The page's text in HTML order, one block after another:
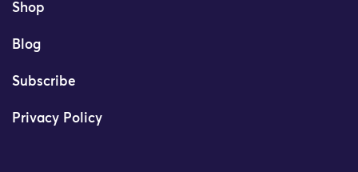
Shop
Blog
Subscribe
Privacy Policy